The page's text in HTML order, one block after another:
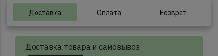
Доставка Оплата Возврат
Доставка товара и самовывоз